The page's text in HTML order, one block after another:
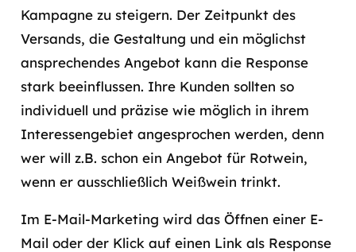
Kampagne zu steigern. Der Zeitpunkt des
Versands, die Gestaltung und ein möglichst
ansprechendes Angebot kann die Response
stark beeinflussen. Ihre Kunden sollten so
individuell und präzise wie möglich in ihrem
Interessengebiet angesprochen werden, denn
wer will z.B. schon ein Angebot für Rotwein,
wenn er ausschließlich Weißwein trinkt.
Im E-Mail-Marketing wird das Öffnen einer E-
Mail oder der Klick auf einen Link als Response